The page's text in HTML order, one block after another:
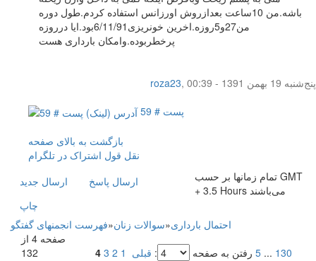
باشه.من 10ساعت بعدازروش اورزانس استفاده کردم.طول دوره
من27و5روزه.اخرین خونریزی6/11/91بود.ایا درروزه
پرخطربوده.وامکان بارداری هست
roza23,
پنج‌شنبه 19 بهمن 1391 - 00:39
پست # 59
بازگشت به بالای صفحه
نقل قول اشتراک در تلگرام
ارسال جديد
ارسال پاسخ
چاپ
تمام زمانها بر حسب GMT
+ 3.5 Hours می‌باشند
فهرست انجمنهای گفتگو»سوالات زنان»احتمال بارداری
صفحه 4 از
132
رفتن به صفحه : قبلی 1
2
3
4 5... 130